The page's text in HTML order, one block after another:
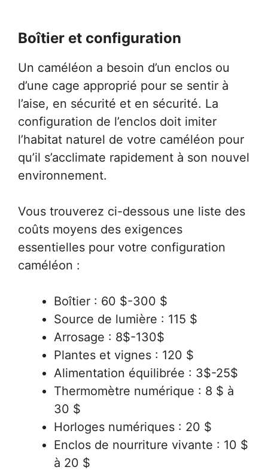
Boîtier et configuration
Un caméléon a besoin d’un enclos ou
d’une cage approprié pour se sentir à
l’aise, en sécurité et en sécurité. La
configuration de l’enclos doit imiter
l’habitat naturel de votre caméléon pour
qu’il s’acclimate rapidement à son nouvel
environnement.
Vous trouverez ci-dessous une liste des
coûts moyens des exigences
essentielles pour votre configuration
caméléon :
Boîtier : 60 $-300 $
Source de lumière : 115 $
Arrosage : 8$-130$
Plantes et vignes : 120 $
Alimentation équilibrée : 3$-25$
Thermomètre numérique : 8 $ à
30 $
Horloges numériques : 20 $
Enclos de nourriture vivante : 10 $
à 20 $